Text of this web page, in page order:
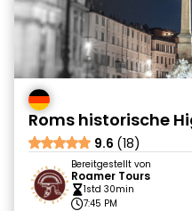
Roms historische
9.6 (18)
Bereitgestellt von
Roamer Tours
1std 30min
7:45 PM